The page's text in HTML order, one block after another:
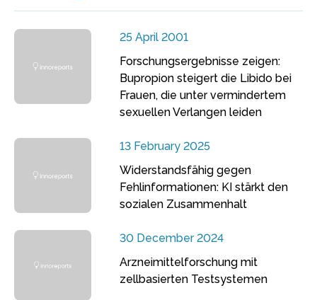
25 April 2001
Forschungsergebnisse zeigen:
Bupropion steigert die Libido bei
Frauen, die unter vermindertem
sexuellen Verlangen leiden
13 February 2025
Widerstandsfähig gegen
Fehlinformationen: KI stärkt den
sozialen Zusammenhalt
30 December 2024
Arzneimittelforschung mit
zellbasierten Testsystemen